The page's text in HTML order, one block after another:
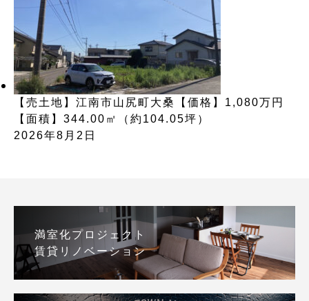
【売土地】江南市山尻町大桑【価格】1,080万円
【面積】344.00㎡（約104.05坪）
2026年8月2日
満室化プロジェクト
賃貸リノベーション